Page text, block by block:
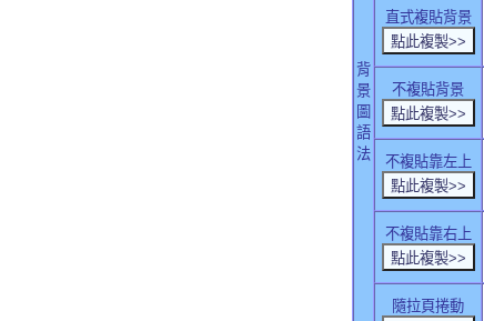
背
景
圖
語
法
直式複貼背景
不複貼背景
不複貼靠左上
不複貼靠右上
隨拉頁捲動